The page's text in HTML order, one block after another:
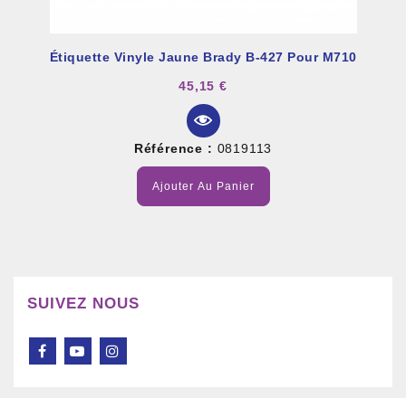
Étiquette Vinyle Jaune Brady B-427 Pour M710
45,15 €
Référence : 0819113
Ajouter Au Panier
SUIVEZ NOUS